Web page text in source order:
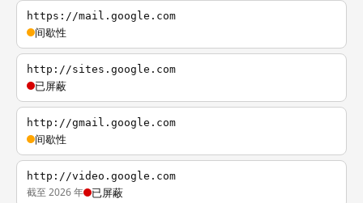
https://mail.google.com
间歇性
http://sites.google.com
已屏蔽
http://gmail.google.com
间歇性
http://video.google.com
截至 2026 年 已屏蔽